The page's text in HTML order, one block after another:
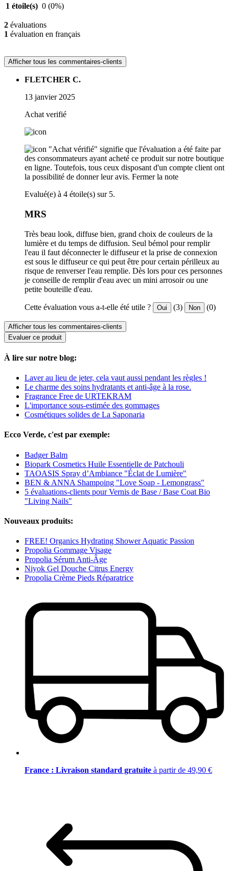
1 étoile(s) 0 (0%)
2 évaluations
1 évaluation en français
Afficher tous les commentaires-clients
FLETCHER C.
13 janvier 2025
Achat verifié
"Achat vérifié" signifie que l'évaluation a été faite par
des consommateurs ayant acheté ce produit sur notre boutique
en ligne. Toutefois, tous ceux disposant d'un compte client ont
la possibilité de donner leur avis. Fermer la note
Evalué(e) à 4 étoile(s) sur 5.
MRS
Très beau look, diffuse bien, grand choix de couleurs de la
lumière et du temps de diffusion. Seul bémol pour remplir
l'eau il faut déconnecter le diffuseur et la prise de connexion
est sous le diffuseur ce qui peut être pour certain périlleux au
risque de renverser l'eau remplie. Dès lors pour ces personnes
je conseille de remplir d'eau avec un mini arrosoir ou une
petite bouteille d'eau.
Cette évaluation vous a-t-elle été utile ? Oui (3) Non (0)
Afficher tous les commentaires-clients
Evaluer ce produit
À lire sur notre blog:
Laver au lieu de jeter, cela vaut aussi pendant les règles !
Le charme des soins hydratants et anti-âge à la rose.
Fragrance Free de URTEKRAM
L'importance sous-estimée des gommages
Cosmétiques solides de La Saponaria
Ecco Verde, c'est par exemple:
Badger Balm
Biopark Cosmetics Huile Essentielle de Patchouli
TAOASIS Spray d’Ambiance "Éclat de Lumière"
BEN & ANNA Shampoing "Love Soap - Lemongrass"
5 évaluations-clients pour Vernis de Base / Base Coat Bio
"Living Nails"
Nouveaux produits:
FREE! Organics Hydrating Shower Aquatic Passion
Propolia Gommage Visage
Propolia Sérum Anti-Âge
Niyok Gel Douche Citrus Energy
Propolia Crème Pieds Réparatrice
France : Livraison standard gratuite à partir de 49,90 €